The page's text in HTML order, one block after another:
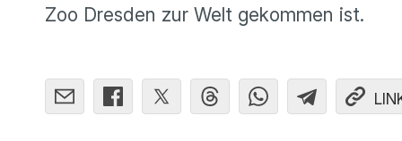
Zoo Dresden zur Welt gekommen ist.